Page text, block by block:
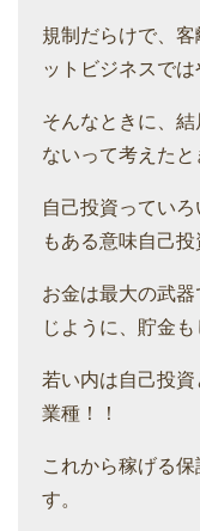
規制だらけで、
ットビジネスでは
そんなときに、
ないって考えたと
自己投資ってい
もある意味自己投
お金は最大の武
じように、貯金も
若い内は自己投
業種！！
これから稼げる
す。